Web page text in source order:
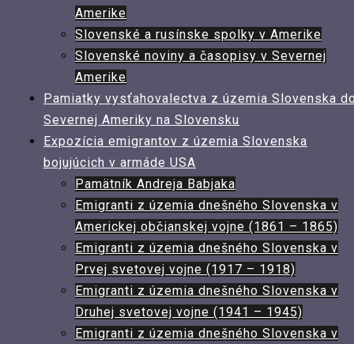
Amerike
Slovenské a rusínske spolky v Amerike
Slovenské noviny a časopisy v Severnej
Amerike
Pamiatky vysťahovalectva z územia Slovenska
Severnej Ameriky na Slovensku
Expozícia emigrantov z územia Slovenska
bojujúcich v armáde USA
Pamätník Andreja Babjaka
Emigranti z územia dnešného Slovenska v
Americkej občianskej vojne (1861 – 1865)
Emigranti z územia dnešného Slovenska v
Prvej svetovej vojne (1917 – 1918)
Emigranti z územia dnešného Slovenska v
Druhej svetovej vojne (1941 – 1945)
Emigranti z územia dnešného Slovenska v